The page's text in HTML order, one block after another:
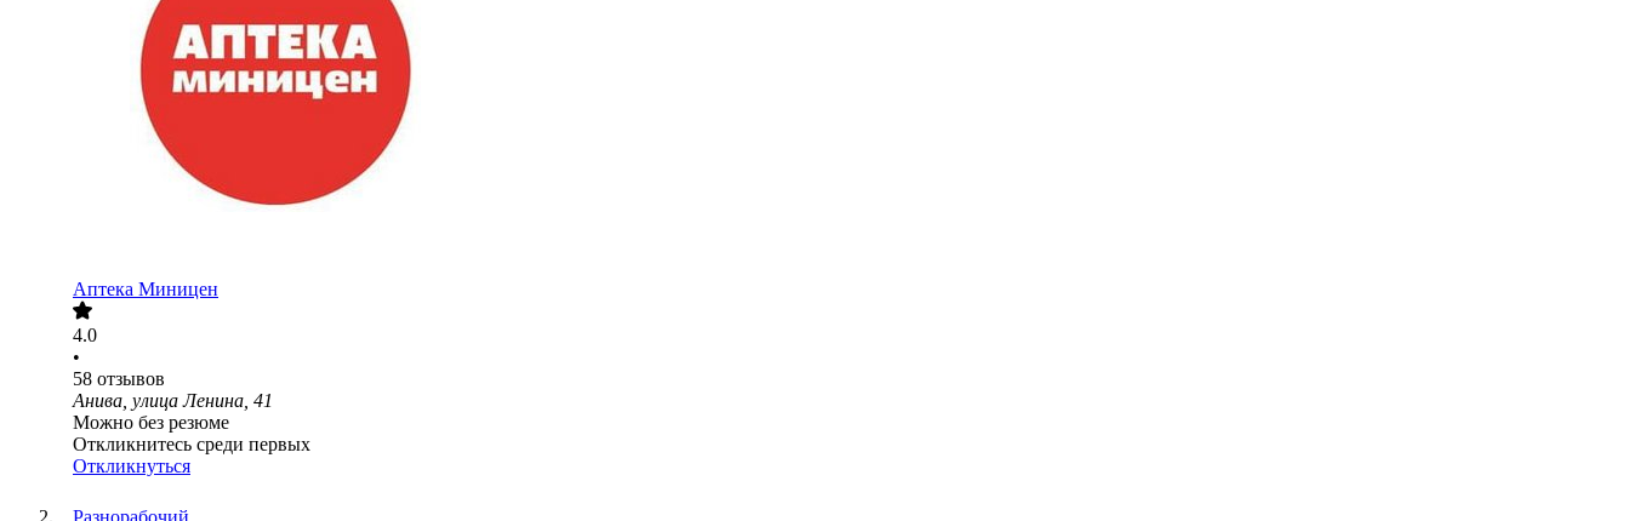
Аптека Миницен
4.0
•
58 отзывов
Анива, улица Ленина, 41
Можно без резюме
Откликнитесь среди первых
Откликнуться